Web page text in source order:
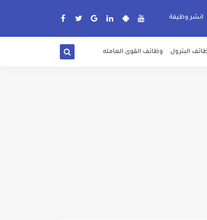
انشر وظيفة
البترول وظائف القوى العامله